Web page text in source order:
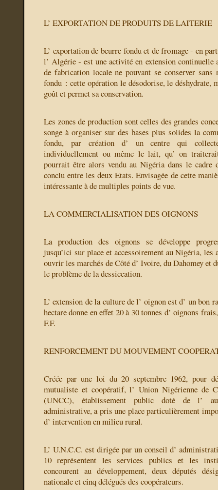
L’ EXPORTATION DE PRODUITS DE LAITERIE
L’ exportation de beurre fondu et de fromage - en
l’ Algérie - est une activité en extension continuelle
de fabrication locale ne pouvant se conserver
fondu : cette opération le désodorise, le déshydrate,
goût et permet sa conservation.
Les zones de production sont celles des grandes
songe à organiser sur des bases plus solides la
fondu, par création d’ un centre qui
individuellement ou même le lait, qu’ on
pourrait être alors vendu au Nigéria dans le cadre
conclu entre les deux Etats. Envisagée de cette
intéressante à de multiples points de vue.
LA COMMERCIALISATION DES OIGNONS
La production des oignons se développe
jusqu’ici sur place et accessoirement au Nigéria, les
ouvrir les marchés de Côté d’ Ivoire, du Dahomey et
le problème de la dessiccation.
L’ extension de la culture de l’ oignon est d’ un bon
hectare donne en effet 20 à 30 tonnes d’ oignons
F.F.
RENFORCEMENT DU MOUVEMENT
Créée par une loi du 20 septembre 1962, pour
mutualiste et coopératif, l’ Union Nigérienne de
(UNCC), établissement public doté de l’
administrative, a pris une place particulièrement
d’ intervention en milieu rural.
L’ U.N.C.C. est dirigée par un conseil d’
10 représentent les services publics et les
concourent au développement, deux députés
nationale et cinq délégués des coopérateurs.